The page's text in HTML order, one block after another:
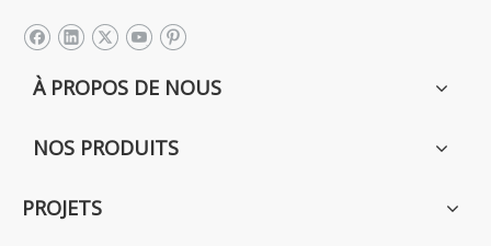
À PROPOS DE NOUS
NOS PRODUITS
PROJETS